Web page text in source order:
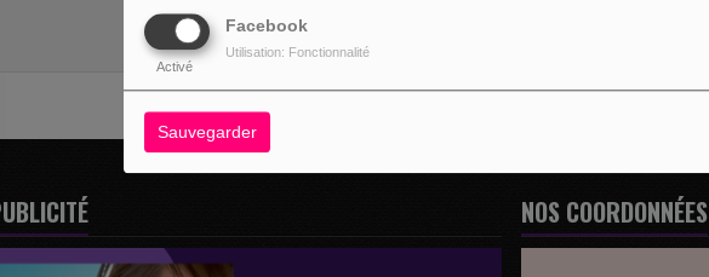
Facebook
Activé
Utilisation: Fonctionnalité
Sauvegarder
NOS COORDONNÉES